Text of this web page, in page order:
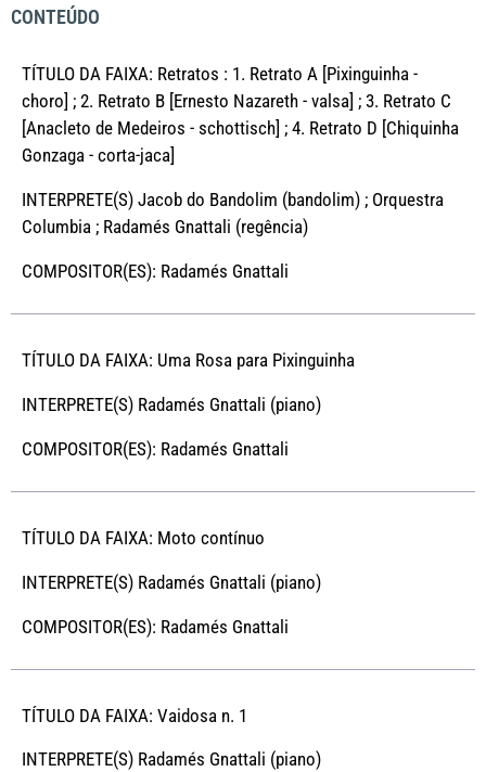
CONTEÚDO
TÍTULO DA FAIXA: Retratos : 1. Retrato A [Pixinguinha -
choro] ; 2. Retrato B [Ernesto Nazareth - valsa] ; 3. Retrato C
[Anacleto de Medeiros - schottisch] ; 4. Retrato D [Chiquinha
Gonzaga - corta-jaca]
INTERPRETE(S) Jacob do Bandolim (bandolim) ; Orquestra
Columbia ; Radamés Gnattali (regência)
COMPOSITOR(ES): Radamés Gnattali
TÍTULO DA FAIXA: Uma Rosa para Pixinguinha
INTERPRETE(S) Radamés Gnattali (piano)
COMPOSITOR(ES): Radamés Gnattali
TÍTULO DA FAIXA: Moto contínuo
INTERPRETE(S) Radamés Gnattali (piano)
COMPOSITOR(ES): Radamés Gnattali
TÍTULO DA FAIXA: Vaidosa n. 1
INTERPRETE(S) Radamés Gnattali (piano)